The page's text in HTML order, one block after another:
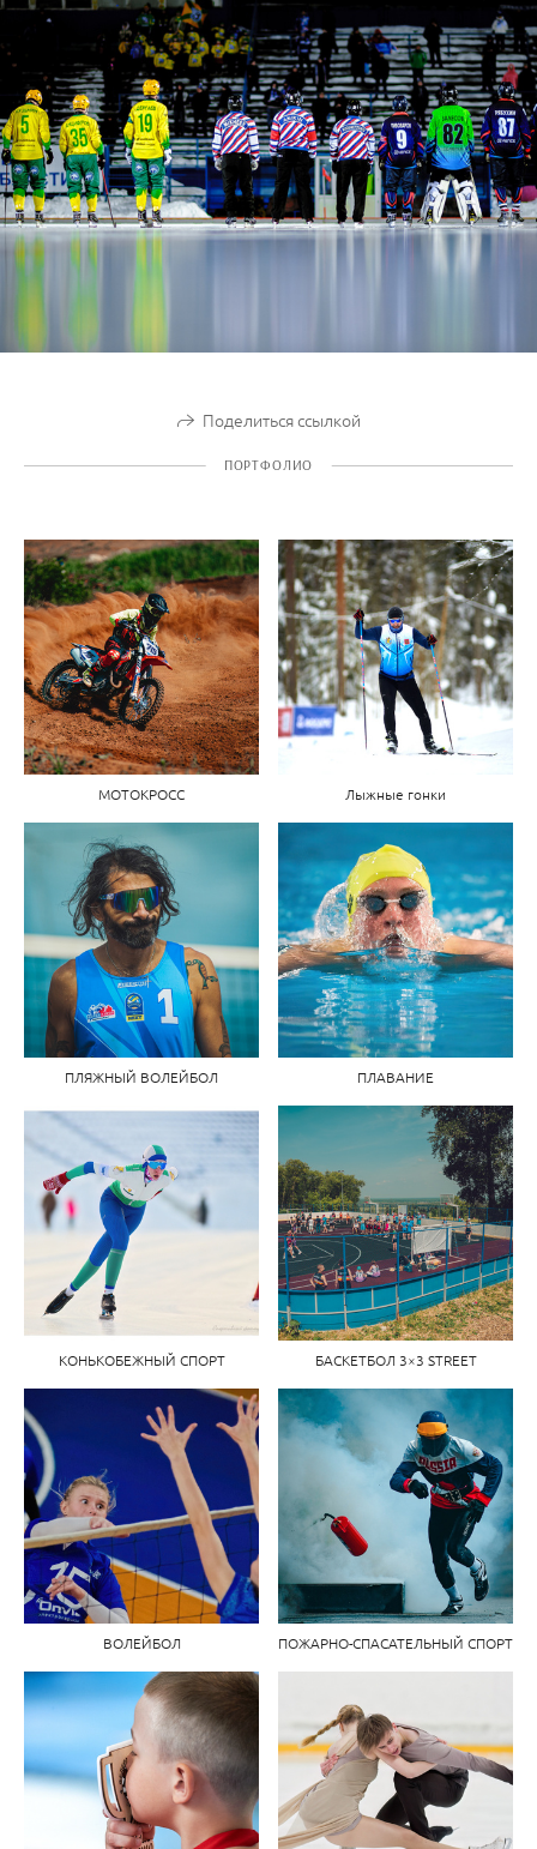
Поделиться ссылкой
ПОРТФОЛИО
МОТОКРОСС Лыжные гонки
ПЛЯЖНЫЙ ВОЛЕЙБОЛ ПЛАВАНИЕ
КОНЬКОБЕЖНЫЙ СПОРТ БАСКЕТБОЛ 3×3 STREET
ВОЛЕЙБОЛ ПОЖАРНО-СПАСАТЕЛЬНЫЙ СПОРТ